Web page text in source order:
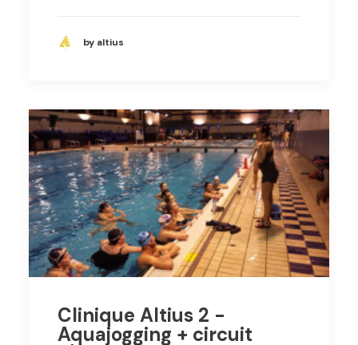
by altius
Clinique Altius 2 -
Aquajogging + circuit